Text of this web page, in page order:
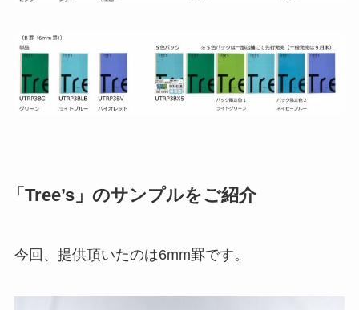
「Tree’s」のサンプルをご紹介
今回、提供頂いたのは6mm罫です。